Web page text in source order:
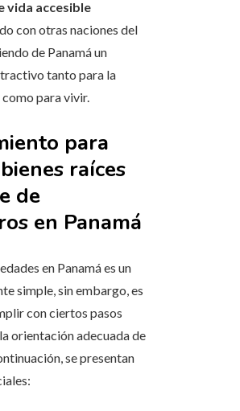
vida accesible
con otras naciones del
de Panamá un
tanto para la
para vivir.
para
raíces
de
en Panamá
en Panamá es un
simple, sin embargo, es
con ciertos pasos
orientación adecuada de
se presentan